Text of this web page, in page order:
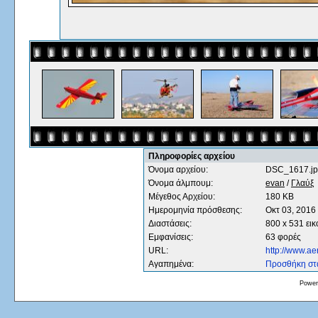
Πληροφορίες αρχείου
Όνομα αρχείου:
Όνομα άλμπουμ:
evan / Γλαύξ
Μέγεθος Αρχείου:
180 KB
Ημερομηνία πρόσθεσης:
Οκτ 03, 2016
Διαστάσεις:
800 x 531
Εμφανίσεις:
63 φορές
URL:
http://
Αγαπημένα:
Προσθήκη